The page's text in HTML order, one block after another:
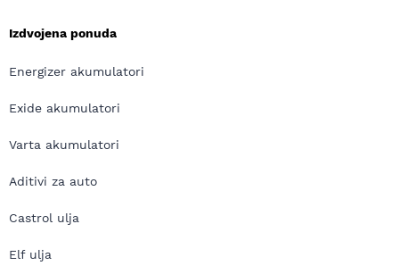
Izdvojena ponuda
Energizer akumulatori
Exide akumulatori
Varta akumulatori
Aditivi za auto
Castrol ulja
Elf ulja